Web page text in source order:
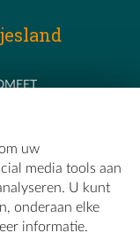
uw
media tools aan
U kunt
onderaan elke
informatie.